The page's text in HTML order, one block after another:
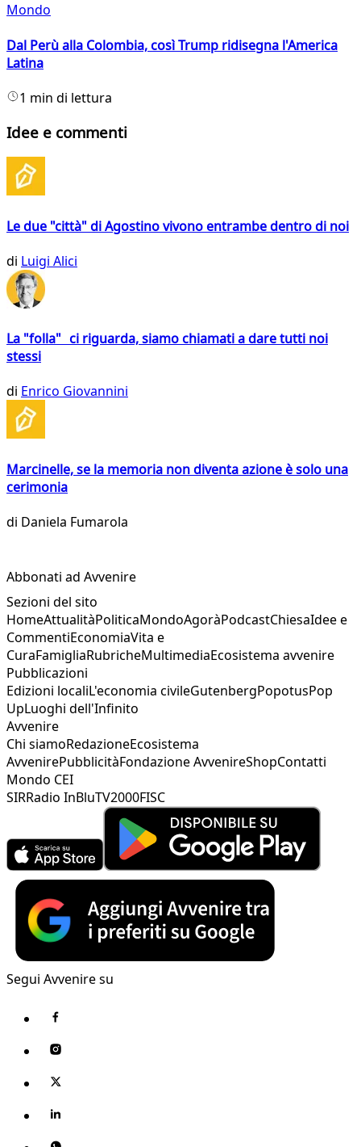
Mondo
Dal Perù alla Colombia, così Trump ridisegna l'America
Latina
1 min di lettura
Idee e commenti
Le due "città" di Agostino vivono entrambe dentro di noi
di Luigi Alici
La "folla" ci riguarda, siamo chiamati a dare tutti noi
stessi
di Enrico Giovannini
Marcinelle, se la memoria non diventa azione è solo una
cerimonia
di Daniela Fumarola
Abbonati ad Avvenire
Sezioni del sito
HomeAttualitàPoliticaMondoAgoràPodcastChiesaIdee e
CommentiEconomiaVita e
CuraFamigliaRubricheMultimediaEcosistema avvenire
Pubblicazioni
Edizioni localiL'economia civileGutenbergPopotusPop
UpLuoghi dell'Infinito
Avvenire
Chi siamoRedazioneEcosistema
AvvenirePubblicitàFondazione AvvenireShopContatti
Mondo CEI
SIRRadio InBluTV2000FISC
Segui Avvenire su